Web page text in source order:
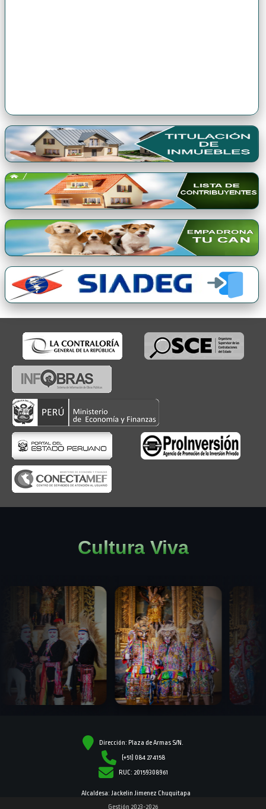
Cultura Viva
Dirección: Plaza de Armas S/N.
(+51) 084 274158
RUC: 20159308961
Alcaldesa: Jackelin Jimenez Chuquitapa
Gestión 2023-2026